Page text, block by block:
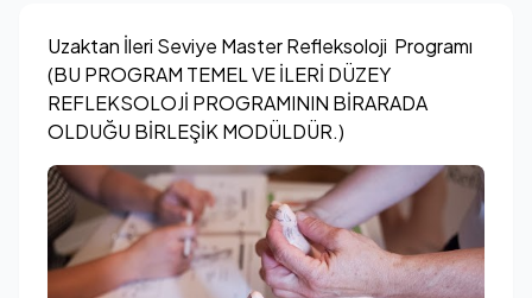
Uzaktan İleri Seviye Master Refleksoloji Programı
(BU PROGRAM TEMEL VE İLERİ DÜZEY
REFLEKSOLOJİ PROGRAMININ BİRARADA
OLDUĞU BİRLEŞİK MODÜLDÜR.)